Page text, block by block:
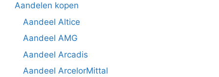
Aandelen kopen
Aandeel Altice
Aandeel AMG
Aandeel Arcadis
Aandeel ArcelorMittal